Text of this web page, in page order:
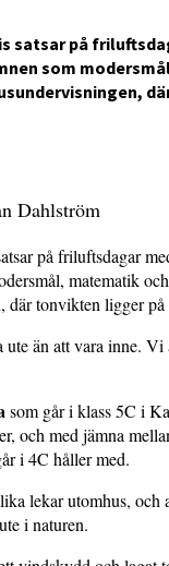
satsar på
som
Dahlström
på friluftsdagar
matematik
där tonvikten ligger
än att vara inne.
som går i klass 5C i
och med jämna
i 4C håller med.
lekar utomhus, och
i naturen.